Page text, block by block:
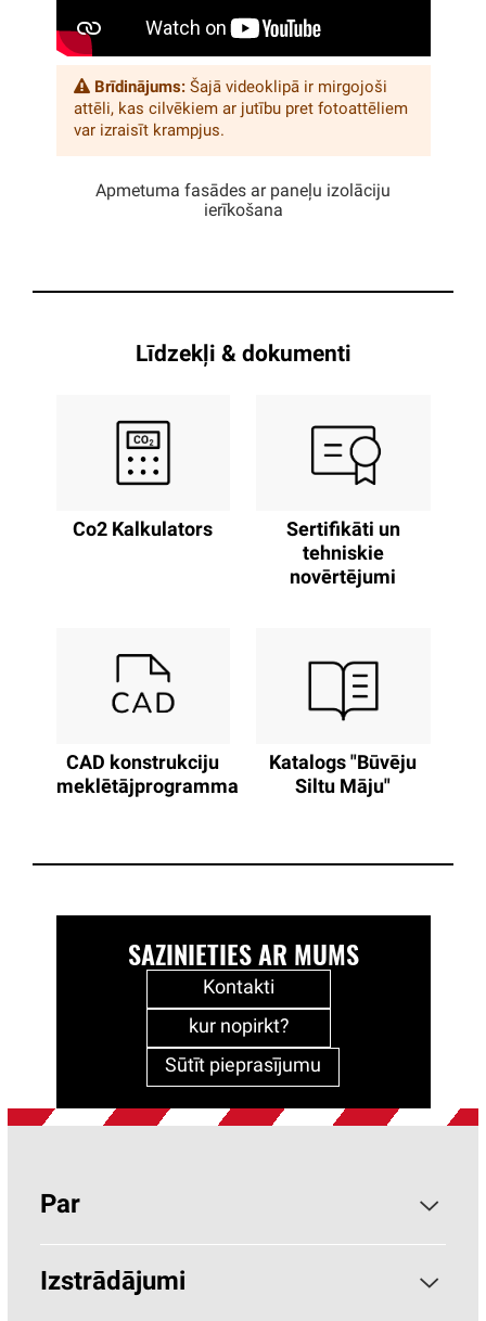
Brīdinājums: Šajā videoklipā ir mirgojoši
attēli, kas cilvēkiem ar jutību pret fotoattēliem
var izraisīt krampjus.
Apmetuma fasādes ar paneļu izolāciju
ierīkošana
Līdzekļi & dokumenti
Co2 Kalkulators
Sertifikāti un
tehniskie
novērtējumi
CAD konstrukciju
meklētājprogramma
Katalogs "Būvēju
Siltu Māju"
SAZINIETIES AR MUMS
Kontakti
kur nopirkt?
Sūtīt pieprasījumu
Par
Par PAROC
Izstrādājumi